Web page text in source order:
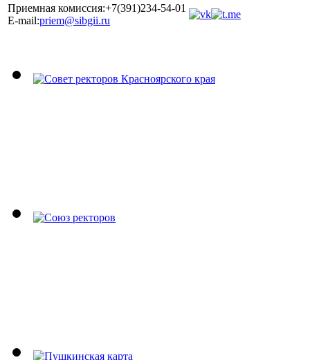
Приемная комиссия:+7(391)234-54-01
E-mail:priem@sibgii.ru